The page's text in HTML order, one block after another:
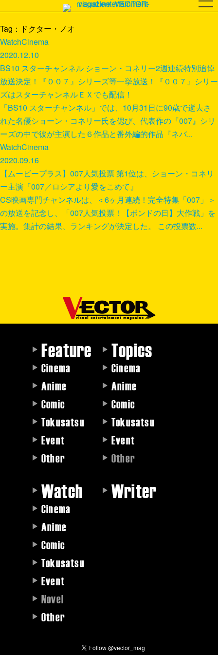
Tag：ドクター・ノオ
WatchCinema
2020.12.10
BS10 スターチャンネル ショーン・コネリー2週連続特別追悼
放送決定！『００７』シリーズ等一挙放送！『００７』シリー
ズはスターチャンネルＥＸでも配信！
「BS10 スターチャンネル」では、10月31日に90歳で逝去さ
れた名優ショーン・コネリー氏を偲び、代表作の『007』シリ
ーズの中で彼が主演した６作品と番外編的作品『ネバ...
WatchCinema
2020.09.16
【ムービープラス】007人気投票 第1位は、ショーン・コネリ
ー主演『007／ロシアより愛をこめて』
CS映画専門チャンネルは、＜6ヶ月連続！完全特集「007」＞
の放送を記念し、「007人気投票！【ボンドの日】大作戦」を
実施。集計の結果、ランキングが決定した。 この投票数...
Feature
Cinema
Anime
Comic
Tokusatsu
Event
Other
Topics
Cinema
Anime
Comic
Tokusatsu
Event
Other
Watch
Cinema
Anime
Comic
Tokusatsu
Event
Novel
Other
Writer